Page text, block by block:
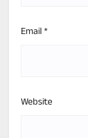
Email*
Website